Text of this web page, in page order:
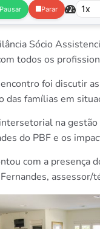
Parar
Sócio
todos os
foi discutir
das famílias em
na gestão
do PBF e os
com a presença
assessor/